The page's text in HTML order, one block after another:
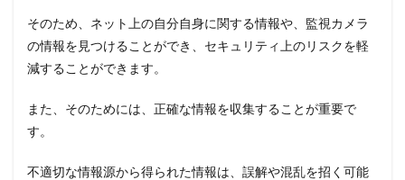
そのため、ネット上の自分自身に関する情報や、監視カメラ
の情報を見つけることができ、セキュリティ上のリスクを軽
減することができます。
また、そのためには、正確な情報を収集することが重要で
す。
不適切な情報源から得られた情報は、誤解や混乱を招く可能